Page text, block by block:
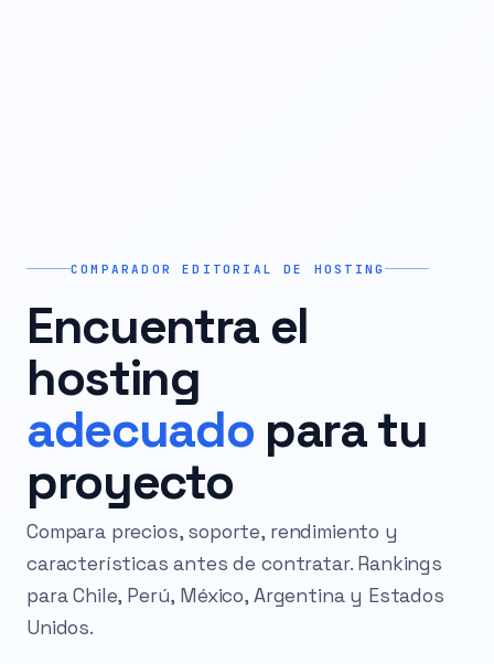
COMPARADOR EDITORIAL DE HOSTING
Encuentra el
hosting
adecuado para tu
proyecto
Compara precios, soporte, rendimiento y
características antes de contratar. Rankings
para Chile, Perú, México, Argentina y Estados
Unidos.